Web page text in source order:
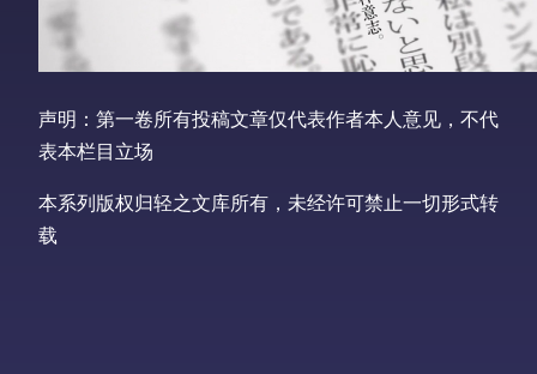
声明：第一卷所有投稿文章仅代表作者本人意见，不代
表本栏目立场
本系列版权归轻之文库所有，未经许可禁止一切形式转
载